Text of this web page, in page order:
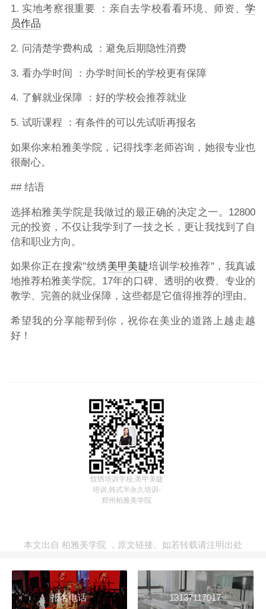
1. 实地考察很重要 ：亲自去学校看看环境、师资、学
员作品
2. 问清楚学费构成 ：避免后期隐性消费
3. 看办学时间 ：办学时间长的学校更有保障
4. 了解就业保障 ：好的学校会推荐就业
5. 试听课程 ：有条件的可以先试听再报名
如果你来柏雅美学院，记得找李老师咨询，她很专业也
很耐心。
## 结语
选择柏雅美学院是我做过的最正确的决定之一。12800
元的投资，不仅让我学到了一技之长，更让我找到了自
信和职业方向。
如果你正在搜索"纹绣美甲美睫培训学校推荐"，我真诚
地推荐柏雅美学院。17年的口碑、透明的收费、专业的
教学、完善的就业保障，这些都是它值得推荐的理由。
希望我的分享能帮到你，祝你在美业的道路上越走越
好！
纹绣培训学校,美甲美睫
培训,韩式半永久培训-
郑州柏雅美学院
本文出自 柏雅美学院 ， 原文链接。如若转载请注明出处
报名电话 13137117017